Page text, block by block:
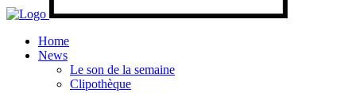
Home
News
Le son de la semaine
Clipothèque